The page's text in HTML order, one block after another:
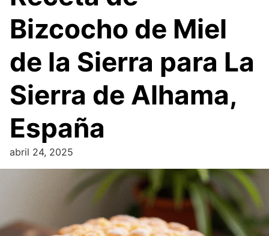
Bizcocho de Miel
de la Sierra para La
Sierra de Alhama,
España
abril 24, 2025